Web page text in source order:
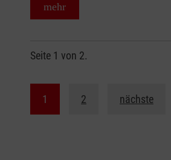
mehr
Seite 1 von 2.
1 2 nächste